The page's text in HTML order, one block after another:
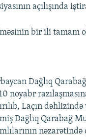
açılışında
bir ili tamam
Dağlıq
noyabr
Laçın dəhlizində
Dağlıq Qarabağ